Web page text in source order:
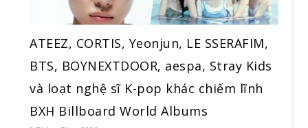
ATEEZ, CORTIS, Yeonjun, LE SSERAFIM,
BTS, BOYNEXTDOOR, aespa, Stray Kids
và loạt nghệ sĩ K-pop khác chiếm lĩnh
BXH Billboard World Albums